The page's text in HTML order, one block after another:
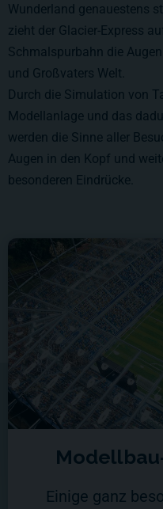
Wunderland genauestens
zieht der Glacier-Express
Schmalspurbahn die
und Großvaters Welt.
Durch die Simulation von
Modellanlage und das
werden die Sinne aller
Augen in den Kopf und
besonderen Eindrücke.
Einige ganz